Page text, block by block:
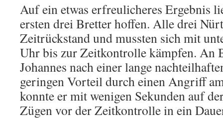
Auf ein etwas erfreulicheres Ergebnis
ersten drei Bretter hoffen. Alle drei
Zeitrückstand und mussten sich mit
Uhr bis zur Zeitkontrolle kämpfen. An
Johannes nach einer lange
geringen Vorteil durch einen Angriff
konnte er mit wenigen Sekunden auf
Zügen vor der Zeitkontrolle in ein